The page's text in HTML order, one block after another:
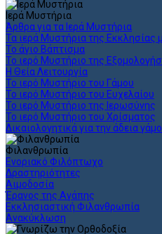
Ιερά Μυστήρια
Άρθρα για τα Ιερά Μυστήρια
Τα ιερά Μυστήρια της Εκκλησίας
Το άγιο Βάπτισμα
Το ιερό Μυστήριο της
Η Θεία Λειτουργία
Το ιερό Μυστήριο του Γάμου
Το ιερό Μυστήριο του Ευχελαίου
Το ιερό Μυστήριο της Ιερωσύνης
Το ιερό Μυστήριο του Χρίσματος
Δικαιολογητικά για την άδεια
Φιλανθρωπία
Ενοριακό Φιλόπτωχο
Δραστηριότητες
Αιμοδοσία
Έρανος της Αγάπης
Εκκλησιαστική Φιλανθρωπία
Ανακύκλωση